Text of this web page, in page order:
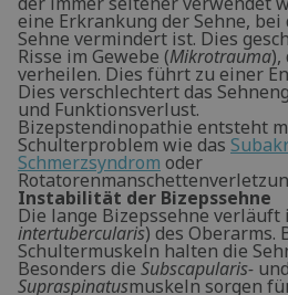
eine Erkrankung der Sehne,
Sehne vermindert ist. Dies
Risse im Gewebe (Mikrotrauma),
verheilen. Dies führt zu einer
Dies verschlechtert das
und Funktionsverlust.
Bizepstendinopathie entsteht
Schulterproblem wie das
Schmerzsyndrom oder
Instabilität der Bizepssehne
Die lange Bizepssehne verläuft
intertubercularis) des Oberarms.
Schultermuskeln halten die
Besonders die Subscapularis-
Supraspinatusmuskeln sorgen